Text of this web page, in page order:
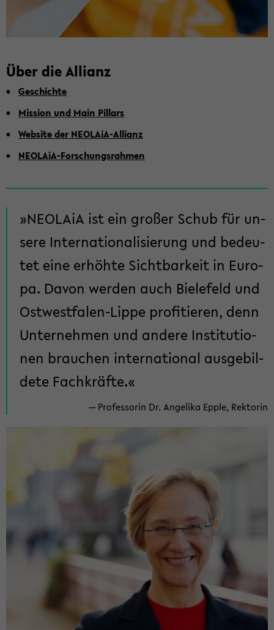
Über die Al­li­anz
Ge­schich­te
Mis­si­on und Main Pil­lars
Web­site der NEOLAiA-​Allianz
NEOLAiA-​Forschungsrahmen
NEO­LA­iA ist ein gro­ßer Schub für un­
se­re In­ter­na­tio­na­li­sie­rung und be­deu­
tet eine er­höh­te Sicht­bar­keit in Eu­ro­
pa. Davon wer­den auch Bie­le­feld und
Ostwestfalen-​Lippe pro­fi­tie­ren, denn
Un­ter­neh­men und an­de­re In­sti­tu­tio­
nen brau­chen in­ter­na­tio­nal aus­ge­bil­
de­te Fach­kräf­te.
Pro­fes­so­rin Dr. An­ge­li­ka Epple, Rek­to­rin